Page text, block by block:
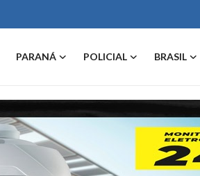
PARANÁ POLICIAL BRASIL